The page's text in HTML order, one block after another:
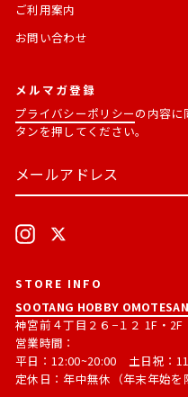
ご利用案内
お問い合わせ
メルマガ登録
プライバシーポリシーの内容に
タンを押してください。
ー
レ
ス
読
Instagram
STORE INFO
SOOTANG HOBBY
神宮前４丁目２６−１２ 1F・2F
営業時間：
平日：12:00~20:00 土日祝：
定休日：年中無休（年末年始を